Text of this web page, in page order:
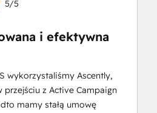
5/5
i efektywna
wykorzystaliśmy Ascently,
z Active Campaign
mamy stałą umowę